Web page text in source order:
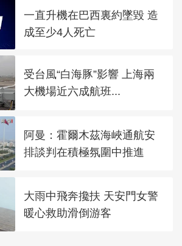
一直升機在巴西裏約墜毀 造
成至少4人死亡
受台風“白海豚”影響 上海兩
大機場近六成航班...
阿曼：霍爾木茲海峽通航安
排談判在積極氛圍中推進
大雨中飛奔攙扶 天安門女警
暖心救助滑倒游客